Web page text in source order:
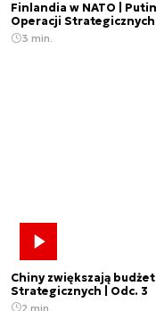
Finlandia w NATO |
Operacji Strategicznych
3 min.
Chiny zwiększają
Strategicznych | Odc. 3
2 min.